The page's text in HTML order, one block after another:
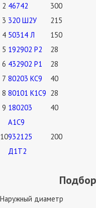
2 46742 300
3 320 Ш2У 215
4 50314 Л 150
5 192902 Р2 28
6 432902 Р1 28
7 80203 КС9 40
8 80101 К1С9 28
9 180203
А1С9
40
10932125
Д1Т2
200
Наружный диаметр